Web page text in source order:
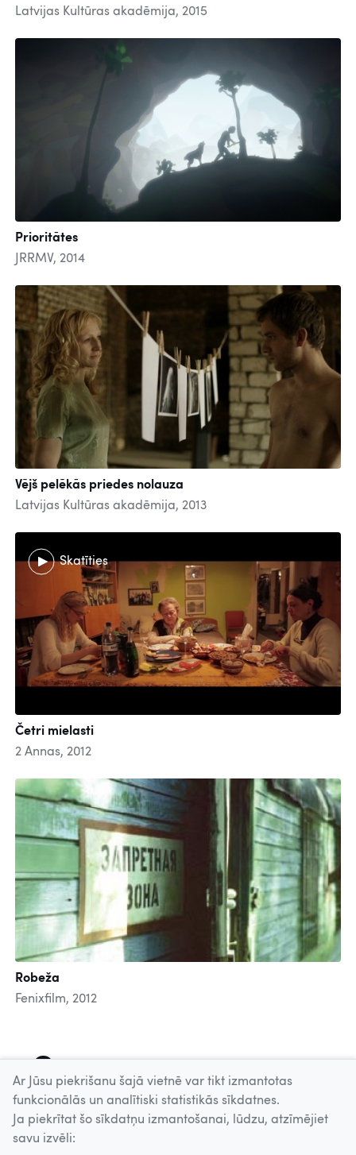
Latvijas Kultūras akadēmija, 2015
Prioritātes
JRRMV, 2014
Vējš pelēkās priedes nolauza
Latvijas Kultūras akadēmija, 2013
Skatīties
Četri mielasti
2 Annas, 2012
Robeža
Fenixfilm, 2012
Uz augšu
Ar Jūsu piekrišanu šajā vietnē var tikt izmantotas
funkcionālās un analītiski statistikās sīkdatnes.
Ja piekrītat šo sīkdatņu izmantošanai, lūdzu, atzīmējiet
savu izvēli: